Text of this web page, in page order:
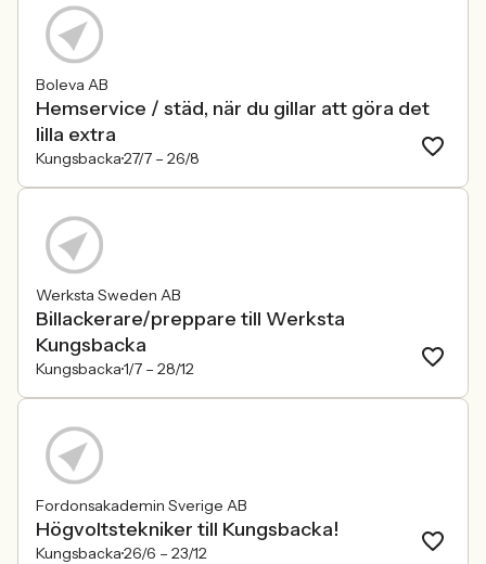
Boleva AB
Hemservice / städ, när du gillar att göra det
lilla extra
Kungsbacka27/7 – 26/8
Werksta Sweden AB
Billackerare/preppare till Werksta
Kungsbacka
Kungsbacka1/7 – 28/12
Fordonsakademin Sverige AB
Högvoltstekniker till Kungsbacka!
Kungsbacka26/6 – 23/12